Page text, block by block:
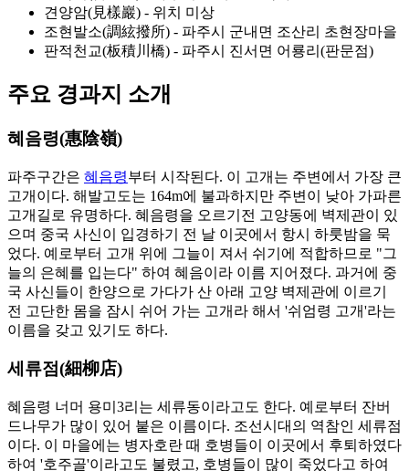
견양암(見樣巖) - 위치 미상
조현발소(調絃撥所) - 파주시 군내면 조산리 초현장마을
판적천교(板積川橋) - 파주시 진서면 어룡리(판문점)
주요 경과지 소개
혜음령(惠陰嶺)
파주구간은 혜음령부터 시작된다. 이 고개는 주변에서 가장 큰
고개이다. 해발고도는 164m에 불과하지만 주변이 낮아 가파른
고개길로 유명하다. 혜음령을 오르기전 고양동에 벽제관이 있
으며 중국 사신이 입경하기 전 날 이곳에서 항시 하룻밤을 묵
었다. 예로부터 고개 위에 그늘이 져서 쉬기에 적합하므로 "그
늘의 은혜를 입는다" 하여 혜음이라 이름 지어졌다. 과거에 중
국 사신들이 한양으로 가다가 산 아래 고양 벽제관에 이르기
전 고단한 몸을 잠시 쉬어 가는 고개라 해서 '쉬엄령 고개'라는
이름을 갖고 있기도 하다.
세류점(細柳店)
혜음령 너머 용미3리는 세류동이라고도 한다. 예로부터 잔버
드나무가 많이 있어 붙은 이름이다. 조선시대의 역참인 세류점
이다. 이 마을에는 병자호란 때 호병들이 이곳에서 후퇴하였다
하여 '호주골'이라고도 불렸고, 호병들이 많이 죽었다고 하여